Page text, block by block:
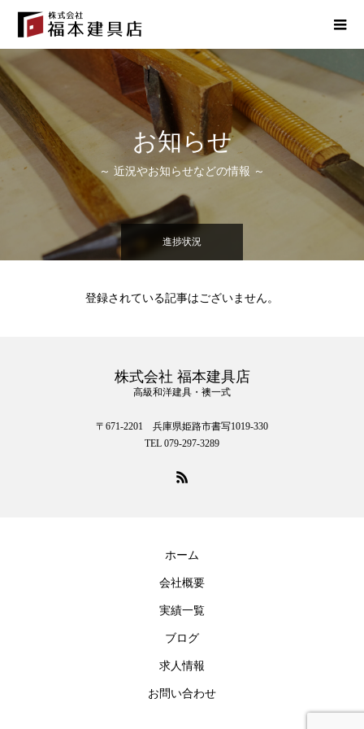
お知らせ
～ 近況やお知らせなどの情報 ～
進捗状況
登録されている記事はございません。
株式会社 福本建具店
高級和洋建具・襖一式
〒671-2201 兵庫県姫路市書写1019-330
TEL 079-297-3289
ホーム
会社概要
実績一覧
ブログ
求人情報
お問い合わせ